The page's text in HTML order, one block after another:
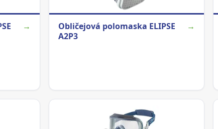
→
Obličejová polomaska ELIPSE
A2P3
→